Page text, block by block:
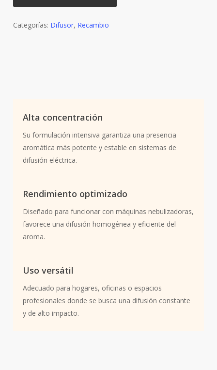
Categorías: Difusor, Recambio
Alta concentración
Su formulación intensiva garantiza una presencia
aromática más potente y estable en sistemas de
difusión eléctrica.
Rendimiento optimizado
Diseñado para funcionar con máquinas nebulizadoras,
favorece una difusión homogénea y eficiente del
aroma.
Uso versátil
Adecuado para hogares, oficinas o espacios
profesionales donde se busca una difusión constante
y de alto impacto.